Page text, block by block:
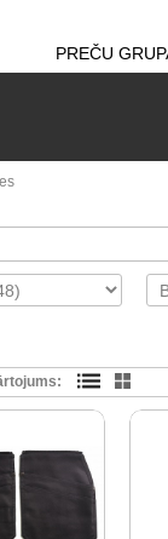
PREČU